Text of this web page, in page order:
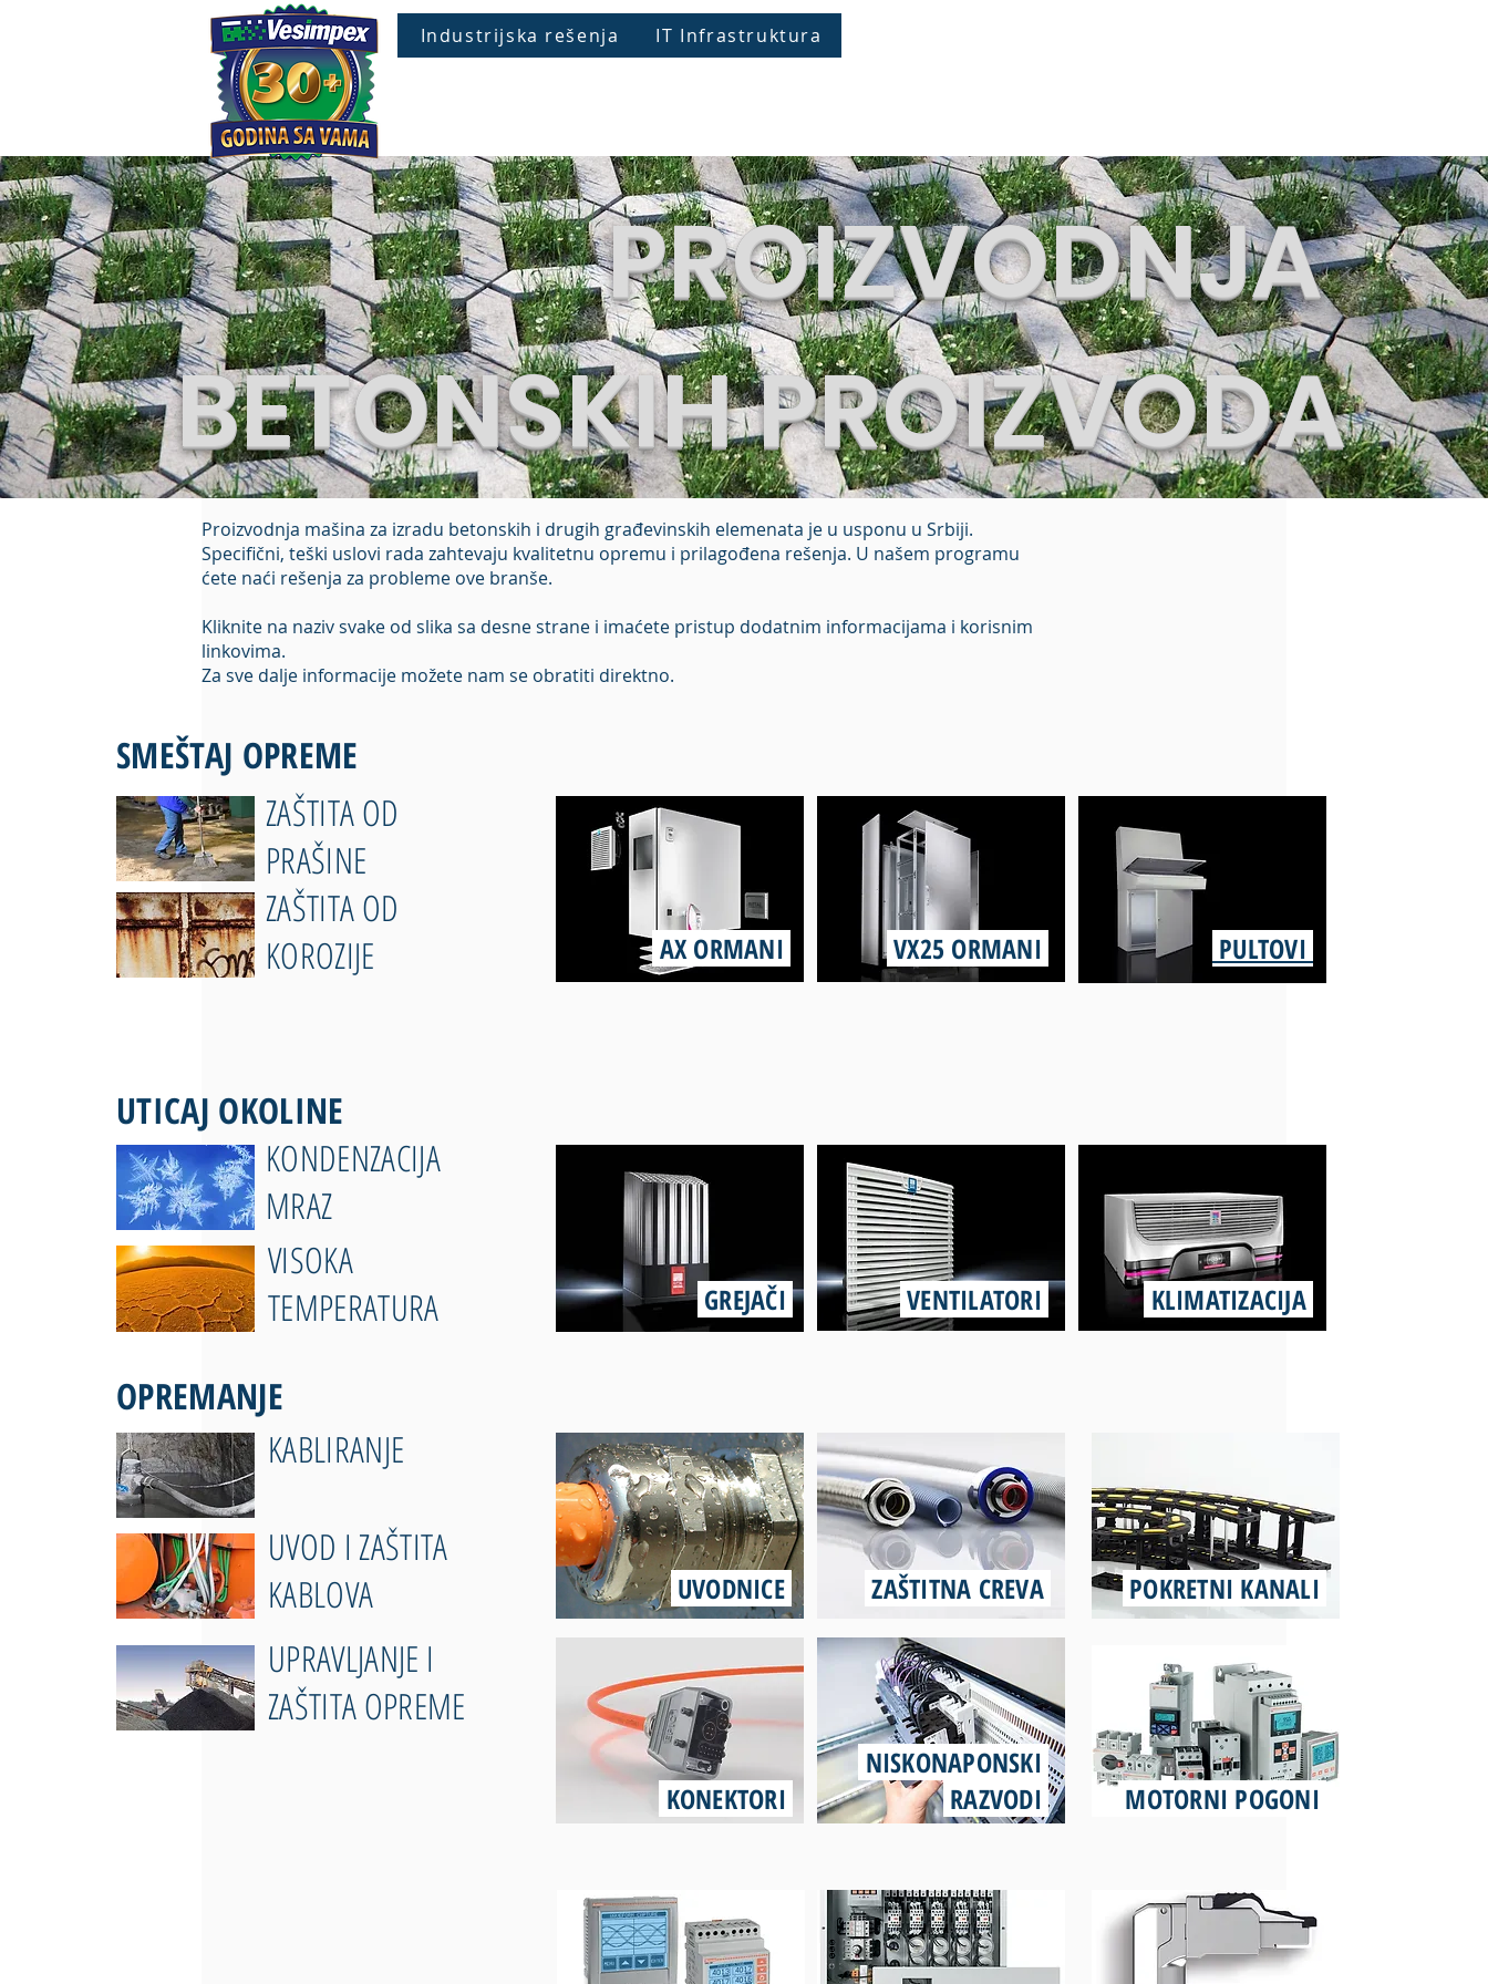
Industrijska rešenja IT Infrastruktura
PROIZVODNJA
BETONSKIH PROIZVODA
Proizvodnja mašina za izradu betonskih i drugih građevinskih elemenata je u usponu u Srbiji.
Specifični, teški uslovi rada zahtevaju kvalitetnu opremu i prilagođena rešenja. U našem programu
ćete naći rešenja za probleme ove branše.
Kliknite na naziv svake od slika sa desne strane i imaćete pristup dodatnim informacijama i korisnim
linkovima.
Za sve dalje informacije možete nam se obratiti direktno.
SMEŠTAJ OPREME
ZAŠTITA OD
PRAŠINE
ZAŠTITA OD
KOROZIJE
AX ORMANI VX25 ORMANI PULTOVI
UTICAJ OKOLINE
KONDENZACIJA
MRAZ
VISOKA
TEMPERATURA
GREJAČI VENTILATORI KLIMATIZACIJA
OPREMANJE
KABLIRANJE
UVOD I ZAŠTITA
KABLOVA
UPRAVLJANJE I
ZAŠTITA OPREME
UVODNICE
KONEKTORI
ZAŠTITNA CREVA
NISKONAPONSKI
RAZVODI
POKRETNI KANALI
MOTORNI POGONI